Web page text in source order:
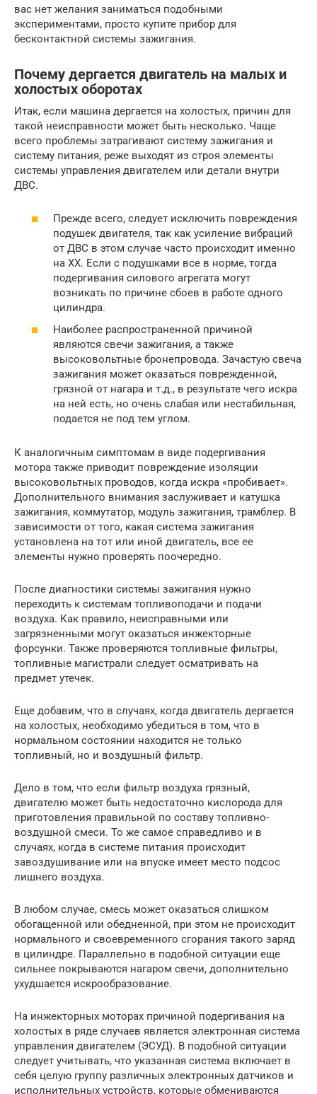
вас нет желания заниматься подобными
экспериментами, просто купите прибор для
бесконтактной системы зажигания.
Почему дергается двигатель на малых и
холостых оборотах
Итак, если машина дергается на холостых, причин для
такой неисправности может быть несколько. Чаще
всего проблемы затрагивают систему зажигания и
систему питания, реже выходят из строя элементы
системы управления двигателем или детали внутри
ДВС.
Прежде всего, следует исключить повреждения
подушек двигателя, так как усиление вибраций
от ДВС в этом случае часто происходит именно
на ХХ. Если с подушками все в норме, тогда
подергивания силового агрегата могут
возникать по причине сбоев в работе одного
цилиндра.
Наиболее распространенной причиной
являются свечи зажигания, а также
высоковольтные бронепровода. Зачастую свеча
зажигания может оказаться поврежденной,
грязной от нагара и т.д., в результате чего искра
на ней есть, но очень слабая или нестабильная,
подается не под тем углом.
К аналогичным симптомам в виде подергивания
мотора также приводит повреждение изоляции
высоковольтных проводов, когда искра «пробивает».
Дополнительного внимания заслуживает и катушка
зажигания, коммутатор, модуль зажигания, трамблер. В
зависимости от того, какая система зажигания
установлена на тот или иной двигатель, все ее
элементы нужно проверять поочередно.
После диагностики системы зажигания нужно
переходить к системам топливоподачи и подачи
воздуха. Как правило, неисправными или
загрязненными могут оказаться инжекторные
форсунки. Также проверяются топливные фильтры,
топливные магистрали следует осматривать на
предмет утечек.
Еще добавим, что в случаях, когда двигатель дергается
на холостых, необходимо убедиться в том, что в
нормальном состоянии находится не только
топливный, но и воздушный фильтр.
Дело в том, что если фильтр воздуха грязный,
двигателю может быть недостаточно кислорода для
приготовления правильной по составу топливно-
воздушной смеси. То же самое справедливо и в
случаях, когда в системе питания происходит
завоздушивание или на впуске имеет место подсос
лишнего воздуха.
В любом случае, смесь может оказаться слишком
обогащенной или обедненной, при этом не происходит
нормального и своевременного сгорания такого заряд
в цилиндре. Параллельно в подобной ситуации еще
сильнее покрываются нагаром свечи, дополнительно
ухудшается искрообразование.
На инжекторных моторах причиной подергивания на
холостых в ряде случаев является электронная система
управления двигателем (ЭСУД). В подобной ситуации
следует учитывать, что указанная система включает в
себя целую группу различных электронных датчиков и
исполнительных устройств, которые обмениваются